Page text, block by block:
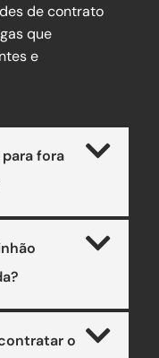
de contrato
que
e
fora
o